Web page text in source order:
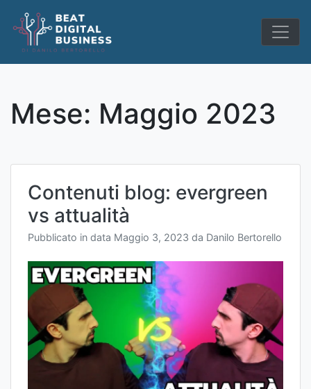
Mese: Maggio 2023
Contenuti blog: evergreen
vs attualità
Pubblicato in data Maggio 3, 2023 da Danilo Bertorello